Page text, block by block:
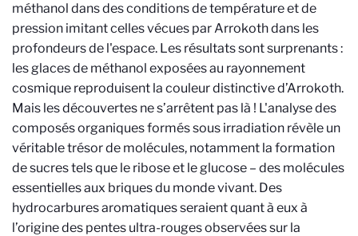
méthanol dans des conditions de température et de
pression imitant celles vécues par Arrokoth dans les
profondeurs de l'espace. Les résultats sont surprenants :
les glaces de méthanol exposées au rayonnement
cosmique reproduisent la couleur distinctive d’Arrokoth.
Mais les découvertes ne s’arrêtent pas là ! L'analyse des
composés organiques formés sous irradiation révèle un
véritable trésor de molécules, notamment la formation
de sucres tels que le ribose et le glucose – des molécules
essentielles aux briques du monde vivant. Des
hydrocarbures aromatiques seraient quant à eux à
l’origine des pentes ultra-rouges observées sur la